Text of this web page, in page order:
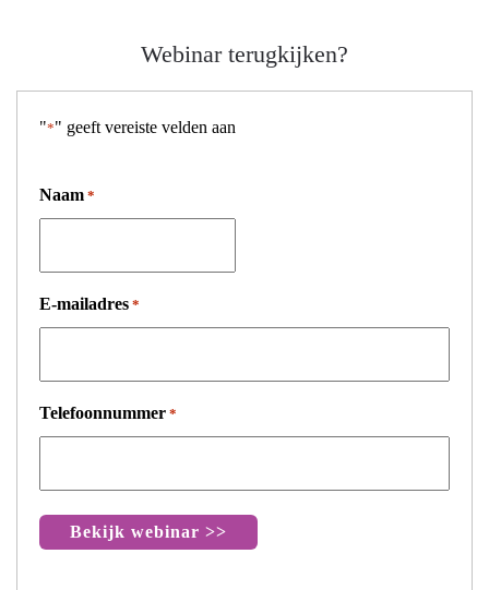
Webinar terugkijken?
"*" geeft vereiste velden aan
Naam *
E-mailadres *
Telefoonnummer *